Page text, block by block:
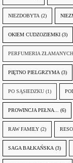
NIEZDOBYTA (2)
OKIEM CUDZOZIEMKI (3)
PERFUMERIA
PIĘTNO PIELGRZYMA (3)
PO SĄSIEDZKU (1)
PROWINCJA PEŁNA... (6)
RAW FAMILY (2)
SAGA BAŁKAŃSKA (3)